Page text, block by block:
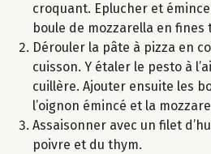
croquant. Eplucher et
boule de mozzarella en fines
Dérouler la pâte à pizza en
cuisson. Y étaler le pesto à
cuillère. Ajouter ensuite les
l’oignon émincé et la
Assaisonner avec un filet
poivre et du thym.